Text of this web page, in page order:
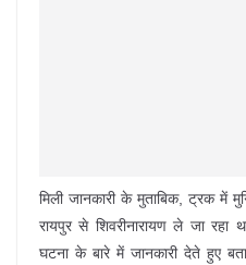
मिली जानकारी के मुताबिक, ट्रक में
रायपुर से शिवरीनारायण ले जा रहा
घटना के बारे में जानकारी देते हुए